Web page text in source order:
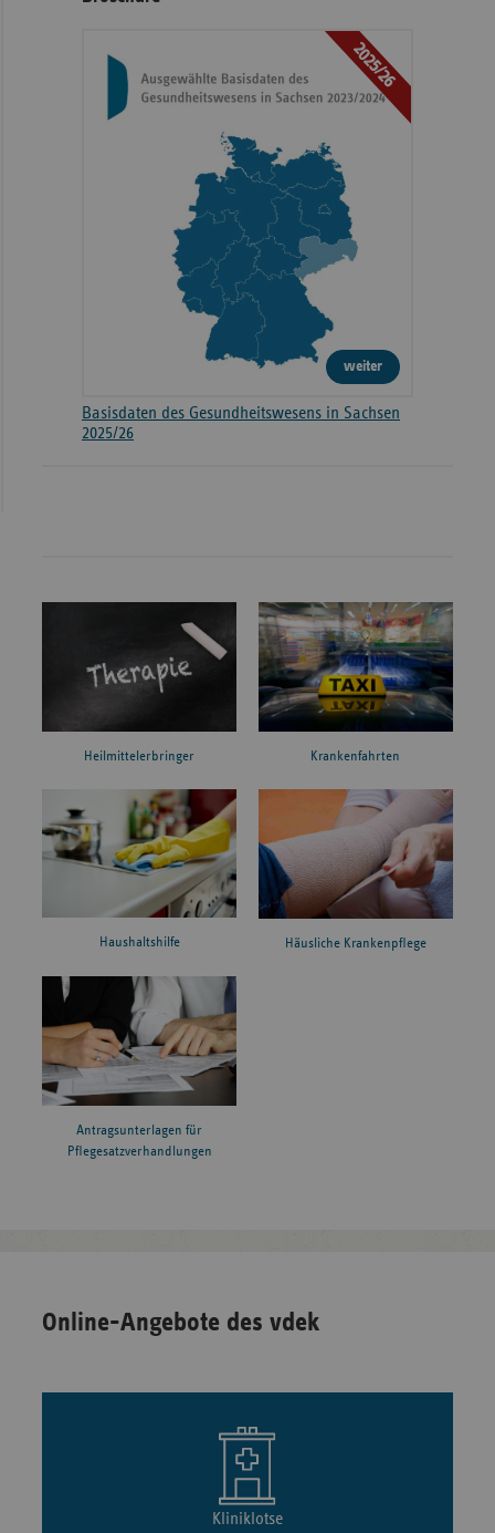
2025/26
weiter
Basisdaten des Gesundheitswesens in Sachsen
2025/26
Heilmittelerbringer Krankenfahrten
Haushaltshilfe Häusliche Krankenpflege
Antragsunterlagen für
Pflegesatzverhandlungen
Online-Angebote des vdek
Kliniklotse